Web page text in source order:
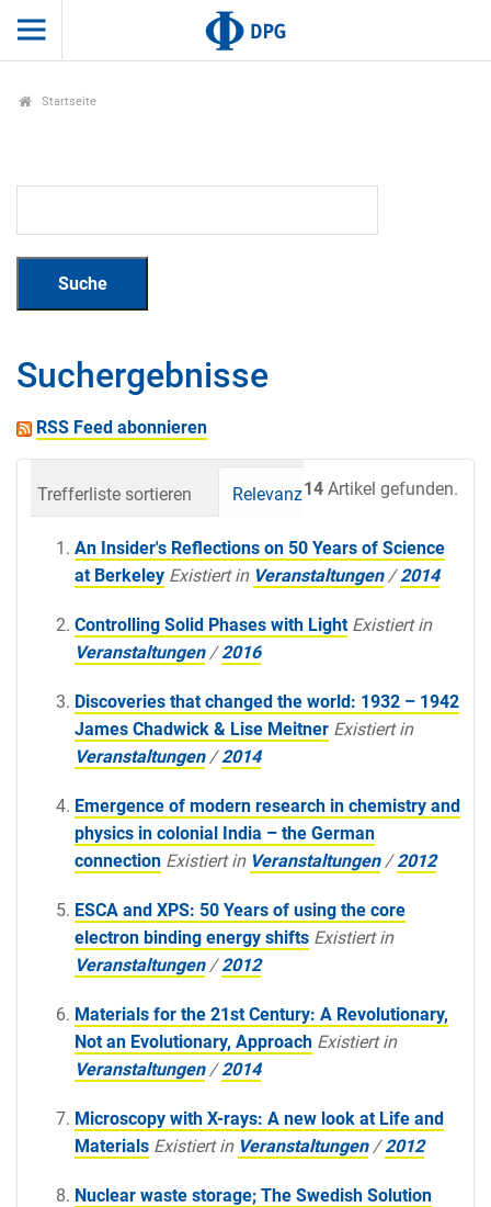
Startseite
Suchergebnisse
RSS Feed abonnieren
14 Artikel gefunden.
Trefferliste sortieren Relevanz Datum
An Insider's Reflections on 50 Years of Science
at Berkeley Existiert in Veranstaltungen /2014
Controlling Solid Phases with Light Existiert in
Veranstaltungen /2016
Discoveries that changed the world: 1932 – 1942
James Chadwick & Lise Meitner Existiert in
Veranstaltungen /2014
Emergence of modern research in chemistry and
physics in colonial India – the German
connection Existiert in Veranstaltungen /2012
ESCA and XPS: 50 Years of using the core
electron binding energy shifts Existiert in
Veranstaltungen /2012
Materials for the 21st Century: A Revolutionary,
Not an Evolutionary, Approach Existiert in
Veranstaltungen /2014
Microscopy with X-rays: A new look at Life and
Materials Existiert in Veranstaltungen /2012
Nuclear waste storage; The Swedish Solution